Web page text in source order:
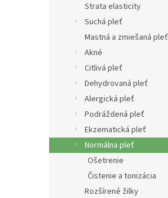
Strata elasticity
Suchá pleť
Mastná a zmiešaná pleť
Akné
Citlivá pleť
Dehydrovaná pleť
Alergická pleť
Podráždená pleť
Ekzematická pleť
Normálna pleť
Ošetrenie
Čistenie a tonizácia
Rozšírené žilky